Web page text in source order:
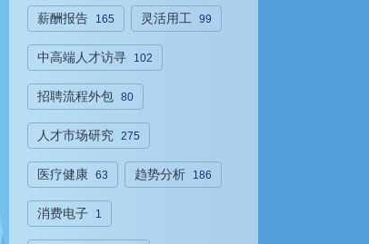
薪酬报告 165 灵活用工 99
中高端人才访寻 102
招聘流程外包 80
人才市场研究 275
医疗健康 63 趋势分析 186
消费电子 1